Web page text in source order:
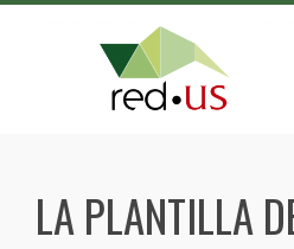
Skip
LA PLANTILLA